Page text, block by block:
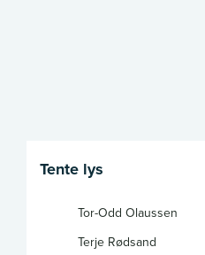
Tente lys
Tor-Odd Olaussen
Terje Rødsand